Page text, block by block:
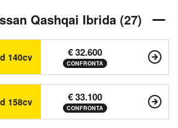
Qashqai Ibrida (27)
140cv € 32.600
CONFRONTA
158cv € 33.100
CONFRONTA